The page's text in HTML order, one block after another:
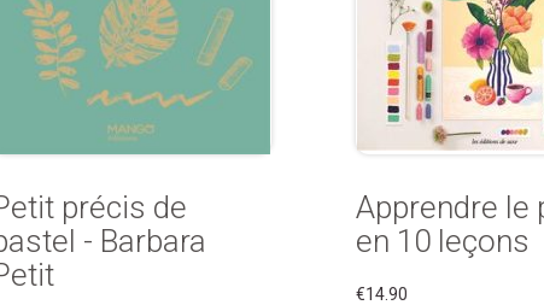
précis de
- Barbara
Apprendre le
en 10 leçons
€14.90